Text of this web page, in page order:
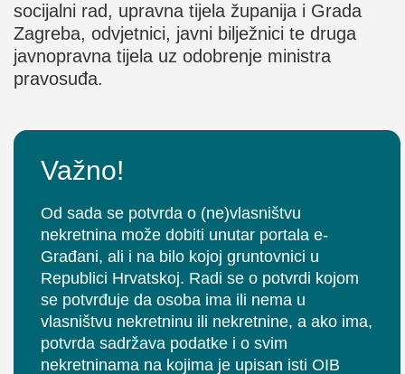
socijalni rad, upravna tijela županija i Grada
Zagreba, odvjetnici, javni bilježnici te druga
javnopravna tijela uz odobrenje ministra
pravosuđa.
Važno!
Od sada se potvrda o (ne)vlasništvu
nekretnina može dobiti unutar portala e-
Građani, ali i na bilo kojoj gruntovnici u
Republici Hrvatskoj. Radi se o potvrdi kojom
se potvrđuje da osoba ima ili nema u
vlasništvu nekretninu ili nekretnine, a ako ima,
potvrda sadržava podatke i o svim
nekretninama na kojima je upisan isti OIB